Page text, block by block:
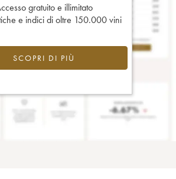
gratuito e illimitato
e indici di oltre 150.000 vini
SCOPRI DI PIÙ